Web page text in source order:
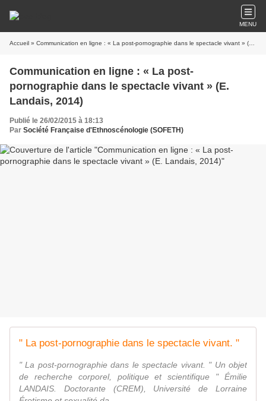
MENU
Accueil » Communication en ligne : « La post-pornographie dans le spectacle vivant » (E. Landais, 2014)
Communication en ligne : « La post-
pornographie dans le spectacle vivant » (E.
Landais, 2014)
Publié le 26/02/2015 à 18:13
Par Société Française d'Ethnoscénologie (SOFETH)
" La post-pornographie dans le spectacle vivant. "
" La post-pornographie dans le spectacle vivant. " Un objet
de recherche corporel, politique et scientifique " Émilie
LANDAIS. Doctorante (CREM), Université de Lorraine